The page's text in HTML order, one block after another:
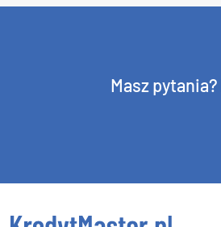
Masz pytania?